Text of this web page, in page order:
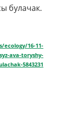
булачак.
16-11-
ava-toryshy-
5843231